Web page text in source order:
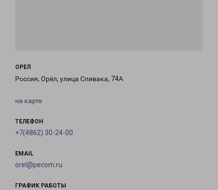
ОРЕЛ
Россия, Орёл, улица Спивака, 74А
на карте
ТЕЛЕФОН
+7(4862) 30-24-00
EMAIL
orel@pecom.ru
ГРАФИК РАБОТЫ